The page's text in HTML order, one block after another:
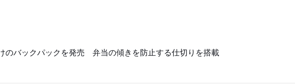
のバックパックを発売 弁当の傾きを防止する仕切りを搭載